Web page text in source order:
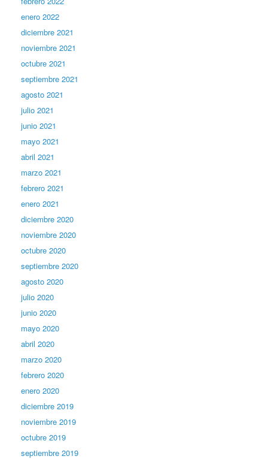
enero 2022
diciembre 2021
noviembre 2021
octubre 2021
septiembre 2021
agosto 2021
julio 2021
junio 2021
mayo 2021
abril 2021
marzo 2021
febrero 2021
enero 2021
diciembre 2020
noviembre 2020
octubre 2020
septiembre 2020
agosto 2020
julio 2020
junio 2020
mayo 2020
abril 2020
marzo 2020
febrero 2020
enero 2020
diciembre 2019
noviembre 2019
octubre 2019
septiembre 2019